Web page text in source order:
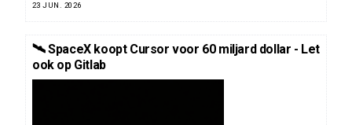
23 JUN. 2026
🛰️ SpaceX koopt Cursor voor 60 miljard dollar - Let
ook op Gitlab